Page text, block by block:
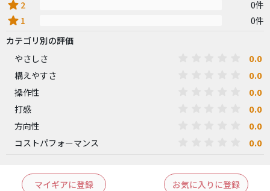
star 2 0件
star 1
0件
カテゴリ別の評価
やさしさ
0.0
構えやすさ 0.0
操作性 0.0
打感 0.0
方向性 0.0
コストパフォーマンス 0.0
マイギアに登録 お気に入りに登録